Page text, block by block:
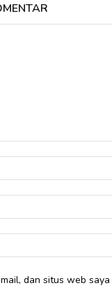
dan situs web